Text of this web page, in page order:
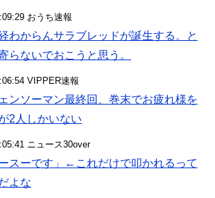
おうち速報
わからんサラブレッドが誕生する。と
らないでおこうと思う。
VIPPER速報
ンソーマン最終回、巻末でお疲れ様を
2人しかいない
ニュース30over
スーです」←これだけで叩かれるって
よな